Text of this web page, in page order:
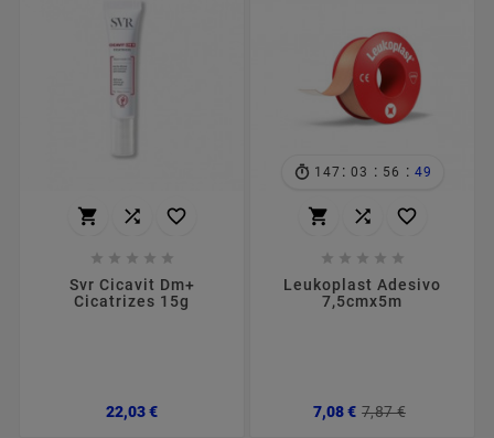
  
    
Svr Cicavit Dm+
Cicatrizes 15g
22,03 €Preço
147 : 03 : 56 : 48
  
    
Leukoplast Adesivo
7,5cmx5m
7,08 € 7,87 €